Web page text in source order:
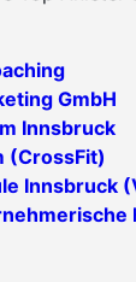
GmbH
Innsbruck
(CrossFit)
Innsbruck